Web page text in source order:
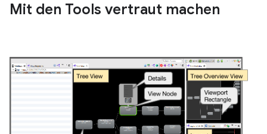
Mit den Tools vertraut machen